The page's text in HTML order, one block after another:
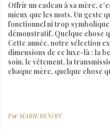
Offrir un cadeau à sa mère,
mieux que les mots. Un geste
fonctionnel ni trop
démonstratif. Quelque chose
Cette année, notre sélection
dimensions de ce luxe-là : la
soin, le vêtement, la
chaque mère, quelque chose
Par MARIE BENOIT